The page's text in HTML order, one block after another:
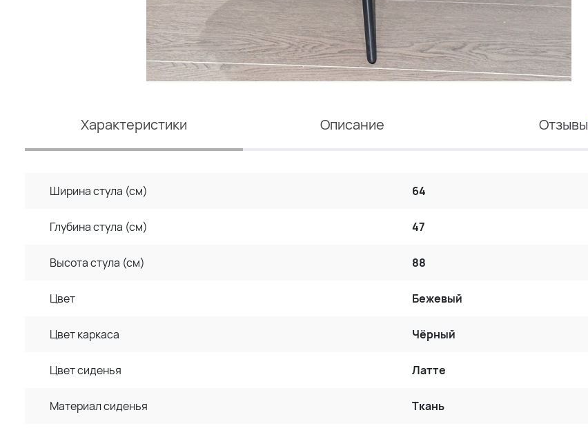
Характеристики Описание Отзывы
Ширина стула (см) 64
Глубина стула (см) 47
Высота стула (см) 88
Цвет Бежевый
Цвет каркаса Чёрный
Цвет сиденья Латте
Материал сиденья Ткань